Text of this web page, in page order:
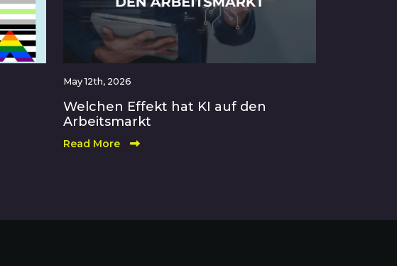
May 12th, 2026
Welchen Effekt hat KI auf den
Arbeitsmarkt
Read More